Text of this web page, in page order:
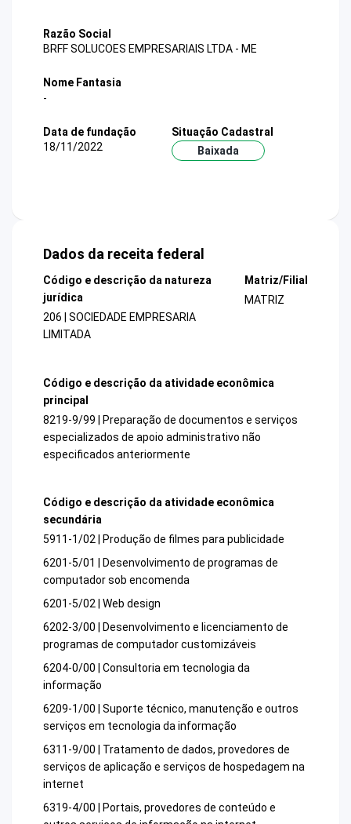
Razão Social
BRFF SOLUCOES EMPRESARIAIS LTDA - ME
Nome Fantasia
-
Data de fundação
18/11/2022
Situação Cadastral
Baixada
Dados da receita federal
Código e descrição da natureza
jurídica
206 | SOCIEDADE EMPRESARIA
LIMITADA
Matriz/Filial
MATRIZ
Código e descrição da atividade econômica
principal
8219-9/99 | Preparação de documentos e serviços
especializados de apoio administrativo não
especificados anteriormente
Código e descrição da atividade econômica
secundária
5911-1/02 | Produção de filmes para publicidade
6201-5/01 | Desenvolvimento de programas de
computador sob encomenda
6201-5/02 | Web design
6202-3/00 | Desenvolvimento e licenciamento de
programas de computador customizáveis
6204-0/00 | Consultoria em tecnologia da
informação
6209-1/00 | Suporte técnico, manutenção e outros
serviços em tecnologia da informação
6311-9/00 | Tratamento de dados, provedores de
serviços de aplicação e serviços de hospedagem na
internet
6319-4/00 | Portais, provedores de conteúdo e